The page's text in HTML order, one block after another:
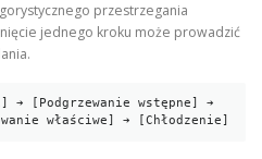
przestrzegania
jednego kroku może prowadzić
➔ [Podgrzewanie wstępne] ➔